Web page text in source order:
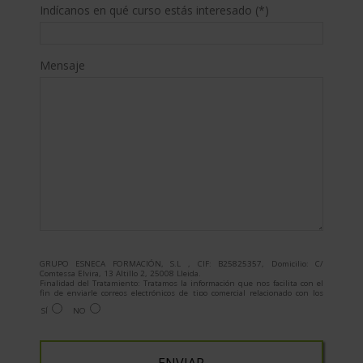
Indícanos en qué curso estás interesado (*)
Mensaje
GRUPO ESNECA FORMACIÓN, S.L , CIF: B25825357, Domicilio: C/
Comtessa Elvira, 13 Altillo 2, 25008 Lleida.
Finalidad del Tratamiento: Tratamos la información que nos facilita con el
fin de enviarle correos electrónicos de tipo comercial relacionado con los
productos ofrecidos y otros tipo de productos que fueran de su interés.
Legitimación del tratamiento: Consentimiento del interesado.
Para más información consulte nuestra Política de Privacidad.
SÍ NO